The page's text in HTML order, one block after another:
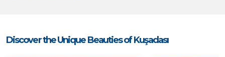
Discover the Unique Beauties of Kuşadası